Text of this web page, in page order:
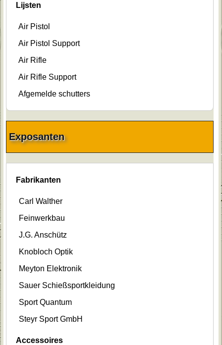
Lijsten
Air Pistol
Air Pistol Support
Air Rifle
Air Rifle Support
Afgemelde schutters
Exposanten
Fabrikanten
Carl Walther
Feinwerkbau
J.G. Anschütz
Knobloch Optik
Meyton Elektronik
Sauer Schießsportkleidung
Sport Quantum
Steyr Sport GmbH
Accessoires